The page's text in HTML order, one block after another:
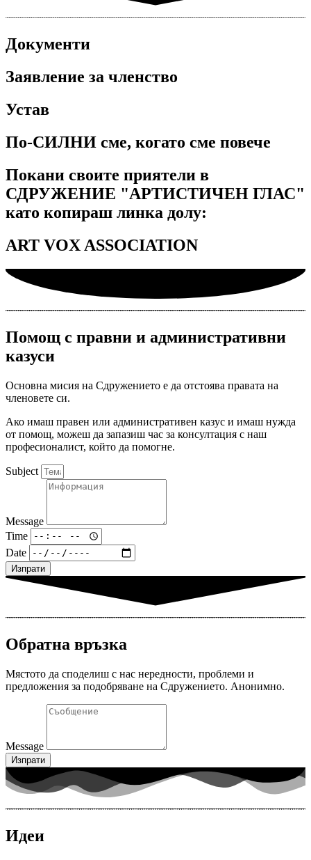
Документи
Заявление за членство
Устав
По-СИЛНИ сме, когато сме повече
Покани своите приятели в
СДРУЖЕНИЕ "АРТИСТИЧЕН ГЛАС"
като копираш линка долу:
ART VOX ASSOCIATION
Помощ с правни и административни
казуси
Основна мисия на Сдружението е да отстоява правата на
членовете си.
Ако имаш правен или административен казус и имаш нужда
от помощ, можеш да запазиш час за консултация с наш
професионалист, който да помогне.
Subject
Message
Time
Date
Изпрати
Обратна връзка
Мястото да споделиш с нас нередности, проблеми и
предложения за подобряване на Сдружението. Анонимно.
Message
Изпрати
Идеи